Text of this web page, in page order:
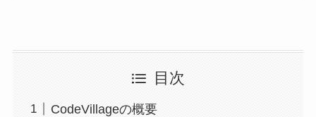
目次
CodeVillageの概要